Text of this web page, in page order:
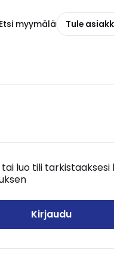
Etsi myymälä Tule
tai luo tili tarkistaaksesi
Kirjaudu